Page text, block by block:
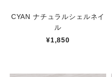
CYAN ナチュラルシェルネイ
ル
¥1,850